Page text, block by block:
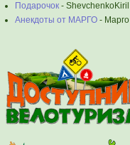
Подарочок - ShevchenkoKiril
Анекдоты от МАРГО - Марго